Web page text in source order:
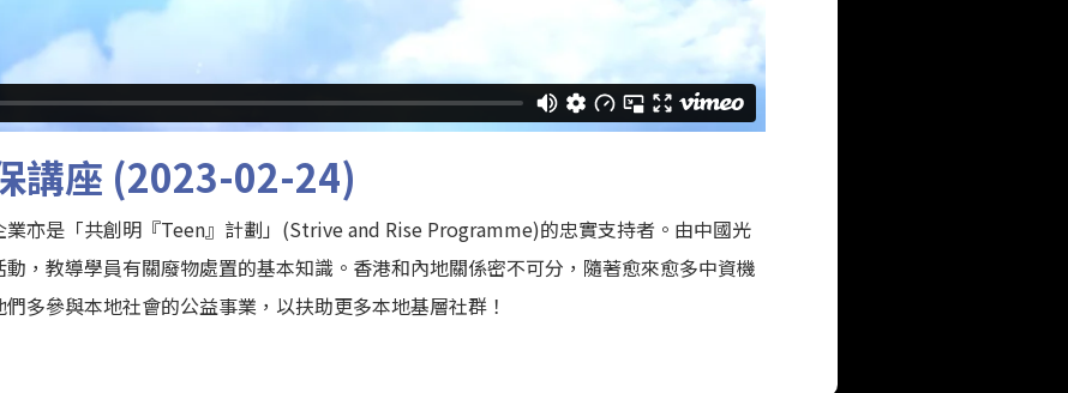
講座 (2023-02-24)
亦是「共創明『Teen』計劃」(Strive and Rise Programme)的忠實支持者。由中國光
，教導學員有關廢物處置的基本知識。香港和內地關係密不可分，隨著愈來愈多中資機
多參與本地社會的公益事業，以扶助更多本地基層社群！